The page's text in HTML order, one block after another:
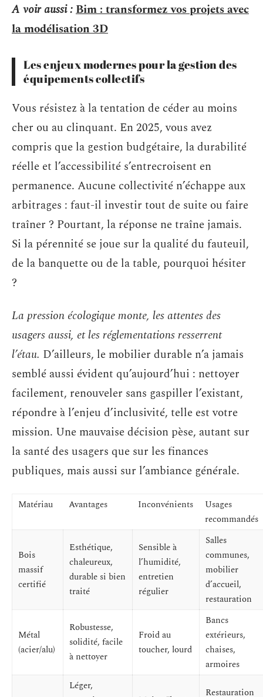
A voir aussi :Bim : transformez vos projets avec
la modélisation 3D
Les enjeux modernes pour la gestion des
équipements collectifs
Vous résistez à la tentation de céder au moins
cher ou au clinquant. En 2025, vous avez
compris que la gestion budgétaire, la durabilité
réelle et l’accessibilité s’entrecroisent en
permanence. Aucune collectivité n’échappe aux
arbitrages : faut-il investir tout de suite ou faire
traîner ? Pourtant, la réponse ne traîne jamais.
Si la pérennité se joue sur la qualité du fauteuil,
de la banquette ou de la table, pourquoi hésiter
?
La pression écologique monte, les attentes des
usagers aussi, et les réglementations resserrent
l’étau. D’ailleurs, le mobilier durable n’a jamais
semblé aussi évident qu’aujourd’hui : nettoyer
facilement, renouveler sans gaspiller l’existant,
répondre à l’enjeu d’inclusivité, telle est votre
mission. Une mauvaise décision pèse, autant sur
la santé des usagers que sur les finances
publiques, mais aussi sur l’ambiance générale.
Matériau Avantages Inconvénients
Usages
recommandés
Bois
massif
certifié
Esthétique,
chaleureux,
durable si bien
traité
Sensible à
l’humidité,
entretien
régulier
Salles
communes,
mobilier
d’accueil,
restauration
Métal
(acier/alu)
Robustesse,
solidité, facile
à nettoyer
Froid au
toucher, lourd
Bancs
extérieurs,
chaises,
armoires
Léger,
Restauration